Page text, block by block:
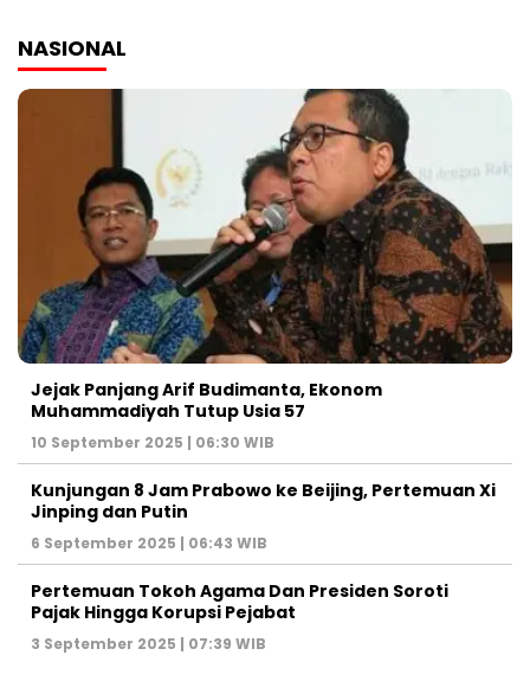
NASIONAL
Jejak Panjang Arif Budimanta, Ekonom
Muhammadiyah Tutup Usia 57
10 September 2025 | 06:30 WIB
Kunjungan 8 Jam Prabowo ke Beijing, Pertemuan Xi
Jinping dan Putin
6 September 2025 | 06:43 WIB
Pertemuan Tokoh Agama Dan Presiden Soroti
Pajak Hingga Korupsi Pejabat
3 September 2025 | 07:39 WIB